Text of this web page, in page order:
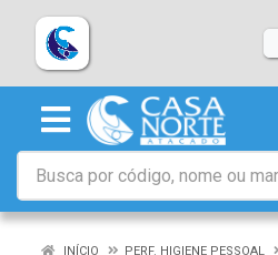
INÍCIO
PERF. HIGIENE PESSOAL